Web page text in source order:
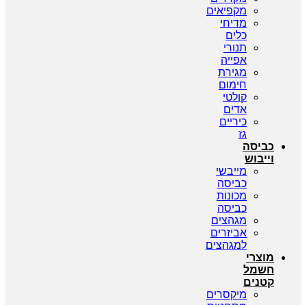
מקפיאים
מדיחי
כלים
תנורי
אפייה
מגירת
חימום
קולטי
אדים
כיריים
גז
כביסה
וייבוש
מייבשי
כביסה
מכונות
כביסה
מגהצים
אביזרים
למגהצים
מוצרי
חשמל
קטנים
מיקסרים